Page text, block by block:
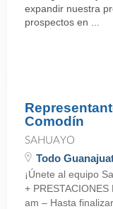
expandir nuestra
prospectos en ...
Comodín
SAHUAYO
Todo
¡Únete al equipo
+
am – Hasta